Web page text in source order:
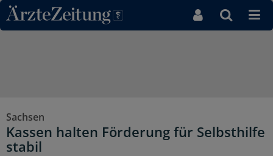
Direkt zum Inhaltsbereich
Sachsen
Kassen halten Förderung für Selbsthilfe
stabil